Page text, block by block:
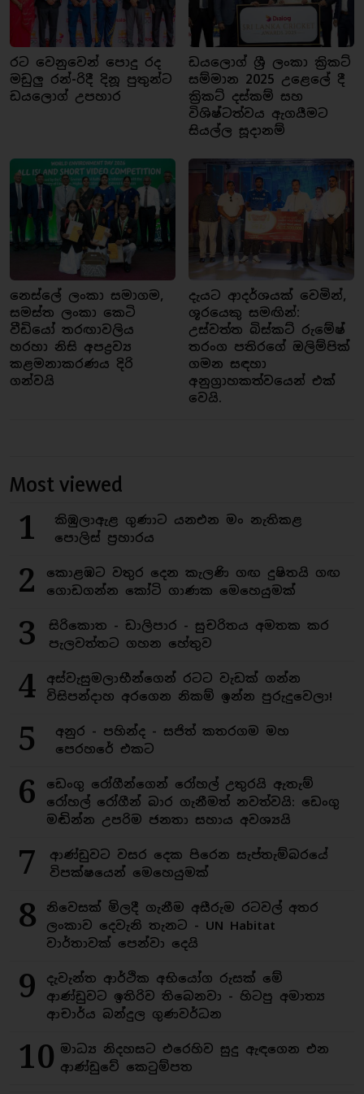
රට වෙනුවෙන් පොදු රද
මඩුලු රන්-රිදී දිනූ පුතුන්ට
ඩයලොග් උපහාර
ඩයලොග් ශ්‍රී ලංකා ක්‍රිකට්
සම්මාන 2025 උළෙලේ දී
ක්‍රිකට් දස්කම් සහ
විශිෂ්ටත්වය ඇගයීමට
සියල්ල සූදානම්
නෙස්ලේ ලංකා සමාගම,
සමස්ත ලංකා කෙටි
වීඩියෝ තරඟාවලිය
හරහා නිසි අපද්‍රව්‍ය
කළමනාකරණය දිරි
ගන්වයි
දැයට ආදර්ශයක් වෙමින්,
ශූරයෙකු සමඟින්:
උස්වත්ත බිස්කට් රුමේෂ්
තරංග පතිරගේ ඔලිම්පික්
ගමන සඳහා
අනුග්‍රාහකත්වයෙන් එක්
වෙයි.
Most viewed
1
කිඹුලාඇළ ගුණාට යනඑන මං නැතිකළ
පොලිස් ප්‍රහාරය
2
කොළඹට වතුර දෙන කැලණි ගඟ දුෂිතයි ගඟ
ගොඩගන්න කෝටි ගාණක මෙහෙයුමක්
3
සිරිකොත - ඩාලිපාර - සුචරිතය අමතක කර
පැලවත්තට ගහන හේතුව
4
අස්වැසුමලාභීන්ගෙන් රටට වැඩක් ගන්න
විසිපන්දාහ අරගෙන නිකම් ඉන්න පුරුදුවෙලා!
5
අනුර - පහින්ද - සජිත් කතරගම මහ
පෙරහරේ එකට
6
ඩෙංගු රෝගීන්ගෙන් රෝහල් උතුරයි ඇතැම්
රෝහල් රෝගීන් බාර ගැනීමත් නවත්වයි: ඩෙංගු
මඬින්න උපරිම ජනතා සහාය අවශ්‍යයි
7
ආණ්ඩුවට වසර දෙක පිරෙන සැප්තැම්බරයේ
විපක්ෂයෙන් මෙහෙයුමක්
8
නිවෙසක් මිලදී ගැනීම අසීරුම රටවල් අතර
ලංකාව දෙවැනි තැනට - UN Habitat
වාර්තාවක් පෙන්වා දෙයි
9
දැවැන්ත ආර්ථික අභියෝග රුසක් මේ
ආණ්ඩුවට ඉතිරිව තිබෙනවා - හිටපු අමාත්‍ය
ආචාර්ය බන්දුල ගුණවර්ධන
10 මාධ්‍ය නිදහසට එරෙහිව සුදු ඇඳගෙන එන
ආණ්ඩුවේ කෙටුම්පත